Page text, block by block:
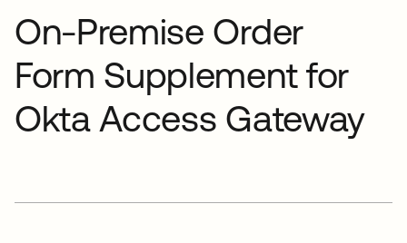
On-Premise Order
Form Supplement for
Okta Access Gateway